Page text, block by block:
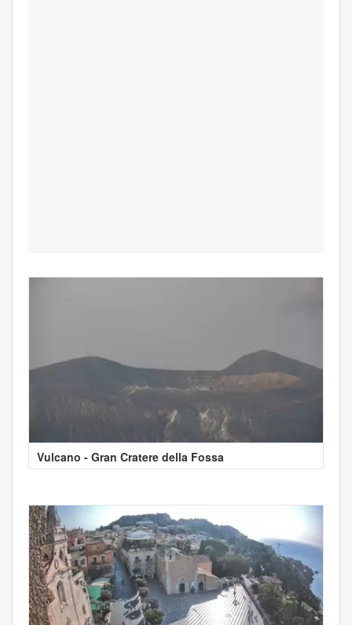
Vulcano - Gran Cratere della Fossa